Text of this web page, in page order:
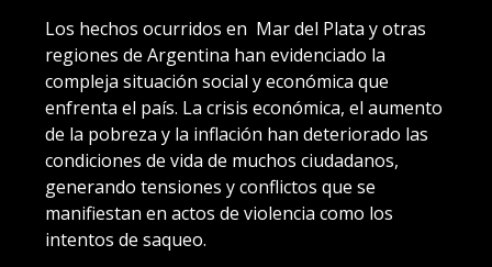
Los hechos ocurridos en Mar del Plata y otras
regiones de Argentina han evidenciado la
compleja situación social y económica que
enfrenta el país. La crisis económica, el aumento
de la pobreza y la inflación han deteriorado las
condiciones de vida de muchos ciudadanos,
generando tensiones y conflictos que se
manifiestan en actos de violencia como los
intentos de saqueo.